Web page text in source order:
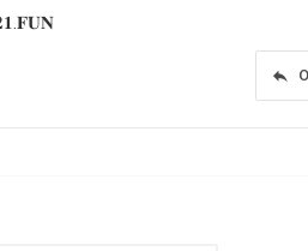
reply